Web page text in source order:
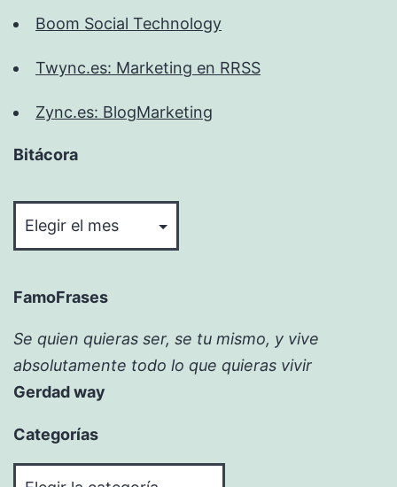
Boom Social Technology
Twync.es: Marketing en RRSS
Zync.es: BlogMarketing
Bitácora
FamoFrases
Se quien quieras ser, se tu mismo, y vive
absolutamente todo lo que quieras vivir
Gerdad way
Categorías